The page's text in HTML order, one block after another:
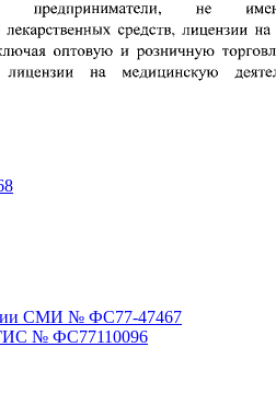
СМИ № ФС77-47467
№ ФС77110096